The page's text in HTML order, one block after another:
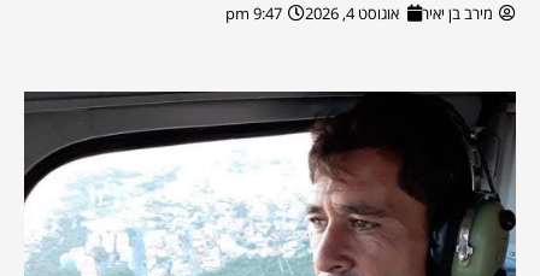
מירב בן יאיר אוגוסט 4, 2026 9:47 pm